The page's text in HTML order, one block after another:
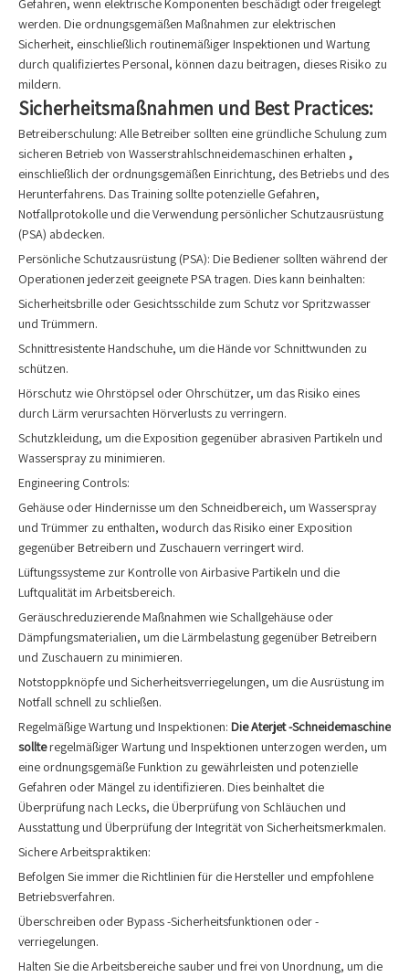
Gefahren, wenn elektrische Komponenten beschädigt oder freigelegt
werden. Die ordnungsgemäßen Maßnahmen zur elektrischen
Sicherheit, einschließlich routinemäßiger Inspektionen und Wartung
durch qualifiziertes Personal, können dazu beitragen, dieses Risiko zu
mildern.
Sicherheitsmaßnahmen und Best Practices:
Betreiberschulung: Alle Betreiber sollten eine gründliche Schulung zum
sicheren Betrieb von Wasserstrahlschneidemaschinen erhalten ,
einschließlich der ordnungsgemäßen Einrichtung, des Betriebs und des
Herunterfahrens. Das Training sollte potenzielle Gefahren,
Notfallprotokolle und die Verwendung persönlicher Schutzausrüstung
(PSA) abdecken.
Persönliche Schutzausrüstung (PSA): Die Bediener sollten während der
Operationen jederzeit geeignete PSA tragen. Dies kann beinhalten:
Sicherheitsbrille oder Gesichtsschilde zum Schutz vor Spritzwasser
und Trümmern.
Schnittresistente Handschuhe, um die Hände vor Schnittwunden zu
schützen.
Hörschutz wie Ohrstöpsel oder Ohrschützer, um das Risiko eines
durch Lärm verursachten Hörverlusts zu verringern.
Schutzkleidung, um die Exposition gegenüber abrasiven Partikeln und
Wasserspray zu minimieren.
Engineering Controls:
Gehäuse oder Hindernisse um den Schneidbereich, um Wasserspray
und Trümmer zu enthalten, wodurch das Risiko einer Exposition
gegenüber Betreibern und Zuschauern verringert wird.
Lüftungssysteme zur Kontrolle von Airbasive Partikeln und die
Luftqualität im Arbeitsbereich.
Geräuschreduzierende Maßnahmen wie Schallgehäuse oder
Dämpfungsmaterialien, um die Lärmbelastung gegenüber Betreibern
und Zuschauern zu minimieren.
Notstoppknöpfe und Sicherheitsverriegelungen, um die Ausrüstung im
Notfall schnell zu schließen.
Regelmäßige Wartung und Inspektionen: DieAterjet -Schneidemaschine
sollteregelmäßiger Wartung und Inspektionen unterzogen werden, um
eine ordnungsgemäße Funktion zu gewährleisten und potenzielle
Gefahren oder Mängel zu identifizieren. Dies beinhaltet die
Überprüfung nach Lecks, die Überprüfung von Schläuchen und
Ausstattung und Überprüfung der Integrität von Sicherheitsmerkmalen.
Sichere Arbeitspraktiken:
Befolgen Sie immer die Richtlinien für die Hersteller und empfohlene
Betriebsverfahren.
Überschreiben oder Bypass -Sicherheitsfunktionen oder -
verriegelungen.
Halten Sie die Arbeitsbereiche sauber und frei von Unordnung, um die